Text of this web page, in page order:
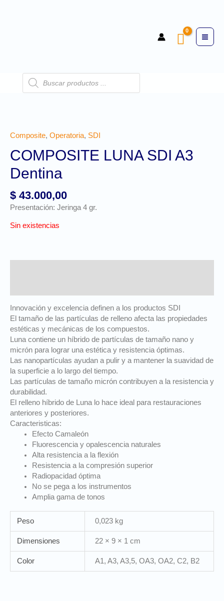
Composite, Operatoria, SDI
COMPOSITE LUNA SDI A3
Dentina
$ 43.000,00
Presentación: Jeringa 4 gr.
Sin existencias
Innovación y excelencia definen a los productos SDI
El tamaño de las partículas de relleno afecta las propiedades
estéticas y mecánicas de los compuestos.
Luna contiene un híbrido de partículas de tamaño nano y
micrón para lograr una estética y resistencia óptimas.
Las nanopartículas ayudan a pulir y a mantener la suavidad de
la superficie a lo largo del tiempo.
Las partículas de tamaño micrón contribuyen a la resistencia y
durabilidad.
El relleno híbrido de Luna lo hace ideal para restauraciones
anteriores y posteriores.
Caracteristicas:
Efecto Camaleón
Fluorescencia y opalescencia naturales
Alta resistencia a la flexión
Resistencia a la compresión superior
Radiopacidad óptima
No se pega a los instrumentos
Amplia gama de tonos
Peso 0,023 kg
Dimensiones 22 × 9 × 1 cm
Color A1, A3, A3,5, OA3, OA2, C2, B2